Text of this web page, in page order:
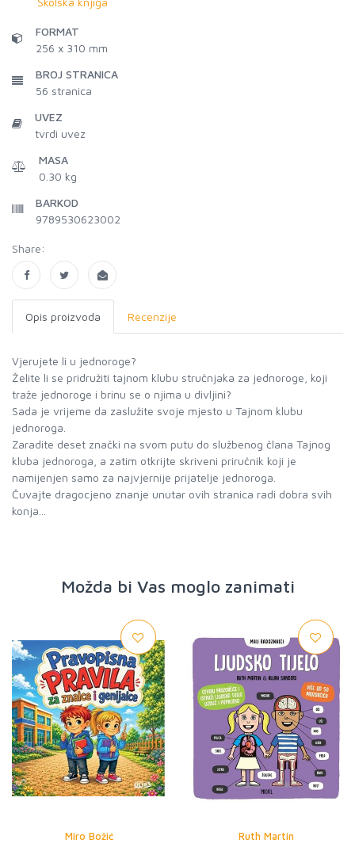
FORMAT
256 x 310 mm
BROJ STRANICA
56 stranica
UVEZ
tvrdi uvez
MASA
0.30 kg
BARKOD
9789530623002
Share:
Opis proizvoda Recenzije
Vjerujete li u jednoroge?
Želite li se pridružiti tajnom klubu stručnjaka za jednoroge, koji
traže jednoroge i brinu se o njima u divljini?
Sada je vrijeme da zaslužite svoje mjesto u Tajnom klubu
jednoroga.
Zaradite deset znački na svom putu do službenog člana Tajnog
kluba jednoroga, a zatim otkrijte skriveni priručnik koji je
namijenjen samo za najvjernije prijatelje jednoroga.
Čuvajte dragocjeno znanje unutar ovih stranica radi dobra svih
Možda bi Vas moglo zanimati
Miro Božić Ruth Martin